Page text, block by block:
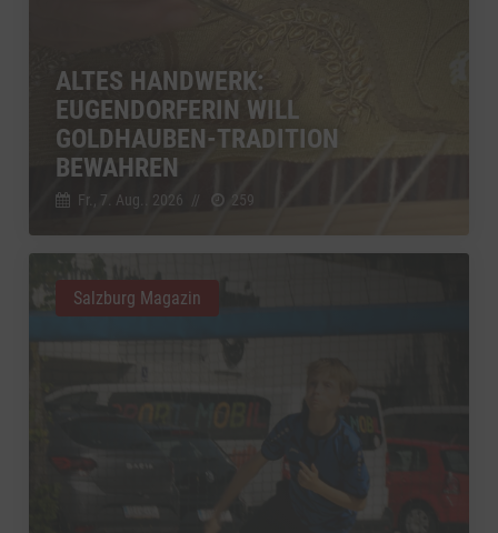
ALTES HANDWERK:
EUGENDORFERIN WILL
GOLDHAUBEN-TRADITION
BEWAHREN
Fr., 7. Aug.. 2026 // 259
Salzburg Magazin